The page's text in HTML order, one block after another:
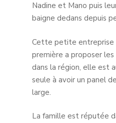
Nadine et Mano puis
baigne dedans depuis
Cette petite entreprise
première a proposer
dans la région, elle est
seule à avoir un panel
large.
La famille est réputée